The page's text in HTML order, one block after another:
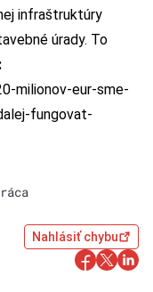
infraštruktúry
úrady. To
milionov-eur-sme-
fungovat-
Nahlásiť chybu